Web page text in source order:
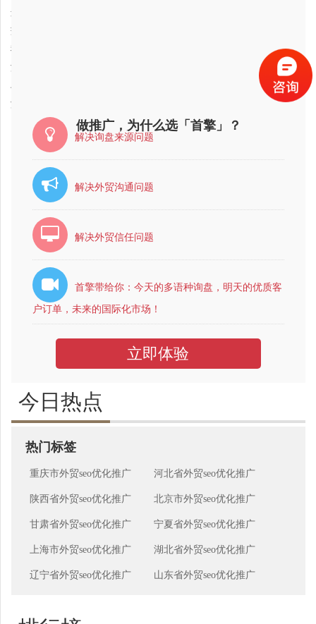
连云港市外贸seo优化推广公司最好的是哪家？
盐城市外贸seo优化推广公司哪家好？
我想做外贸seo优化推广，哪家公司好?，大家帮忙推荐个
2017-11-04
海口市外贸seo优化推广公司最好的是哪家？
2017-11-05
乌鲁木齐外贸seo优化推广公司最有实力的？
2017-11-05
海南省外贸seo优化推广公司最有实力的？
2017-11-04
做推广，为什么选「首擎」？
解决询盘来源问题
解决外贸沟通问题
解决外贸信任问题
首擎带给你：今天的多语种询盘，明天的优质客
户订单，未来的国际化市场！
立即体验
今日热点
热门标签
重庆市外贸seo优化推广 河北省外贸seo优化推广
陕西省外贸seo优化推广 北京市外贸seo优化推广
甘肃省外贸seo优化推广 宁夏省外贸seo优化推广
上海市外贸seo优化推广 湖北省外贸seo优化推广
辽宁省外贸seo优化推广 山东省外贸seo优化推广